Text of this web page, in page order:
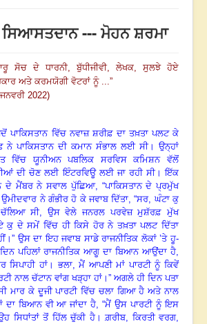
and no members online
ਇਸ ਹਫਤੇ1515 49095
ਸਿਆਸਤਦਾਨ --- ਮੋਹਨ ਸ਼ਰਮਾ
ਸੋਚ ਦੇ ਧਾਰਨੀ, ਬੁੱਧੀਜੀਵੀ, ਲੇਖਕ, ਸੁਲਝੇ ਹੋਏ
ਅਤੇ ਕਰਮਯੋਗੀ ਵੋਟਰਾਂ ਨੂੰ ...”
2022)
ਵਿੱਚ ਨਵਾਜ਼ ਸ਼ਰੀਫ਼ ਦਾ ਤਖ਼ਤਾ ਪਲਟ ਕੇ
ਪਾਕਿਸਤਾਨ ਦੀ ਕਮਾਨ ਸੰਭਾਲ ਲਈ ਸੀ। ਉਨ੍ਹਾਂ
ਵਿੱਚ ਯੂਨੀਅਨ ਪਬਲਿਕ ਸਰਵਿਸ ਕਮਿਸ਼ਨ ਵੱਲੋਂ
ਦੀ ਚੋਣ ਲਈ ਇੰਟਰਵਿਊ ਲਈ ਜਾ ਰਹੀ ਸੀ।ਇੱਕ
ਦੇ ਮੈਂਬਰ ਨੇ ਸਵਾਲ ਪੁੱਛਿਆ, “ਪਾਕਿਸਤਾਨ ਦੇ ਪ੍ਰਮੁੱਖ
ਉਮੀਦਵਾਰ ਨੇ ਗੰਭੀਰ ਹੋ ਕੇ ਜਵਾਬ ਦਿੱਤਾ, “ਸਰ, ਘੰਟਾ ਕੁ
ਸੀ, ਉਸ ਵੇਲੇ ਜਨਰਲ ਪਰਵੇਜ਼ ਮੁਸ਼ੱਰਫ਼ ਮੁੱਖ
ਕੁ ਦੇ ਸਮੇਂ ਵਿੱਚ ਹੀ ਕਿਸੇ ਹੋਰ ਨੇ ਤਖ਼ਤਾ ਪਲਟ ਦਿੱਤਾ
।” ਉਸ ਦਾ ਇਹ ਜਵਾਬ ਸਾਡੇ ਰਾਜਨੀਤਿਕ ਲੋਕਾਂ ’ਤੇ ਹੂ-
ਪਹਿਲਾਂ ਰਾਜਨੀਤਿਕ ਆਗੂ ਦਾ ਬਿਆਨ ਆਉਂਦਾ ਹੈ,
ਸਿਪਾਹੀ ਹਾਂ। ਭਲਾ,ਮੈਂ ਆਪਣੀ ਮਾਂ ਪਾਰਟੀ ਨੂੰ ਕਿਵੇਂ
ਨਾਲ ਚੱਟਾਨ ਵਾਂਗ ਖੜ੍ਹਾ ਹਾਂ ।” ਅਗਲੇ ਹੀ ਦਿਨ ਪਤਾ
ਮਾਰ ਕੇ ਦੂਜੀ ਪਾਰਟੀ ਵਿੱਚ ਚਲਾ ਗਿਆ ਹੈ ਅਤੇ ਨਾਲ
ਦਾ ਬਿਆਨ ਵੀ ਆ ਜਾਂਦਾ ਹੈ, “ਮੈਂ ਉਸ ਪਾਰਟੀ ਨੂੰ ਇਸ
ਸਿਧਾਂਤਾਂ ਤੋਂ ਹਿੱਲ ਚੁੱਕੀ ਹੈ। ਗ਼ਰੀਬ, ਕਿਰਤੀ ਵਰਗ,